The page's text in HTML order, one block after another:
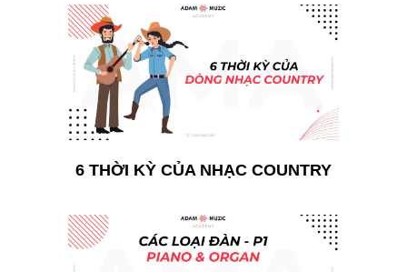
6 THỜI KỲ CỦA NHẠC COUNTRY